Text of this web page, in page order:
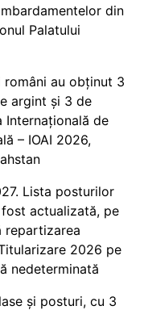
din
Palatului
români au obținut 3
argint și 3 de
Internațională de
– IOAI 2026,
Lista posturilor
actualizată, pe
repartizarea
2026 pe
nedeterminată
și posturi, cu 3